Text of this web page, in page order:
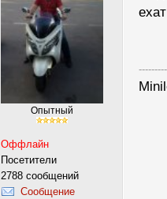
Опытный
Оффлайн
Посетители
2788 сообщений
Сообщение